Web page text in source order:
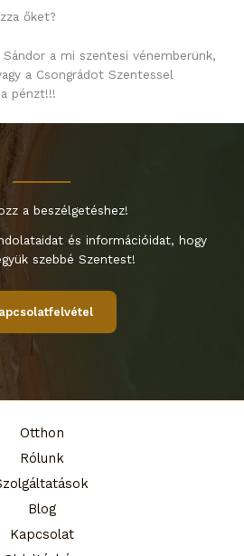
őket?
Sándor a mi szentesi vénemberünk,
a Csongrádot Szentessel
pénzt!!!
a beszélgetéshez!
és információidat, hogy
szebbé Szentest!
Otthon
Rólunk
Blog
Kapcsolat